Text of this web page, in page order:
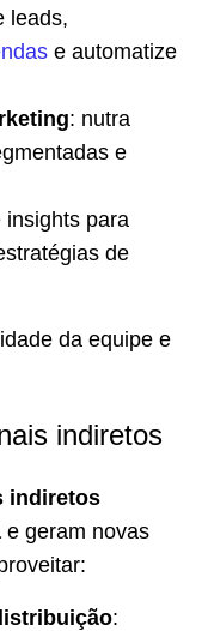
leads,
e automatize
: nutra
e
insights para
de
da equipe e
indiretos
indiretos
e geram novas
: